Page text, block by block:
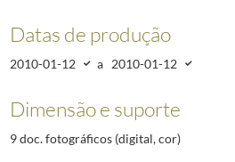
Datas de produção
2010-01-12 a 2010-01-12
Dimensão e suporte
9 doc. fotográficos (digital, cor)